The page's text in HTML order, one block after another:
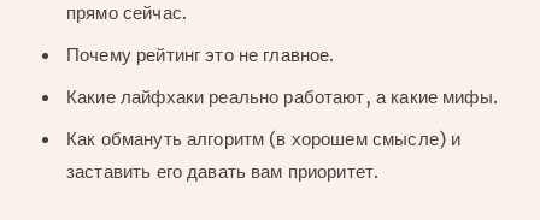
прямо сейчас.
Почему рейтинг это не главное.
Какие лайфхаки реально работают, а какие мифы.
Как обмануть алгоритм (в хорошем смысле) и
заставить его давать вам приоритет.